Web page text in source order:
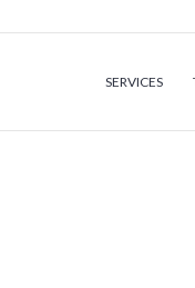
SERVICES